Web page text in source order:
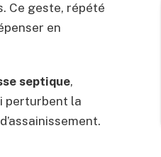
Ce geste, répété
en
septique,
perturbent la